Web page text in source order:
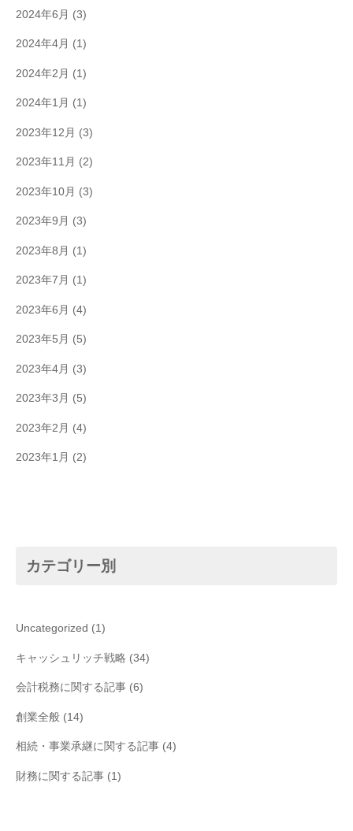
2024年6月 (3)
2024年4月 (1)
2024年2月 (1)
2024年1月 (1)
2023年12月 (3)
2023年11月 (2)
2023年10月 (3)
2023年9月 (3)
2023年8月 (1)
2023年7月 (1)
2023年6月 (4)
2023年5月 (5)
2023年4月 (3)
2023年3月 (5)
2023年2月 (4)
2023年1月 (2)
カテゴリー別
Uncategorized (1)
キャッシュリッチ戦略 (34)
会計税務に関する記事 (6)
創業全般 (14)
相続・事業承継に関する記事 (4)
財務に関する記事 (1)